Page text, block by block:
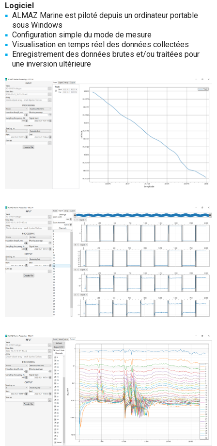
Logiciel
ALMAZ Marine est piloté depuis un ordinateur portable
sous Windows
Configuration simple du mode de mesure
Visualisation en temps réel des données collectées
Enregistrement des données brutes et/ou traitées pour
une inversion ultérieure